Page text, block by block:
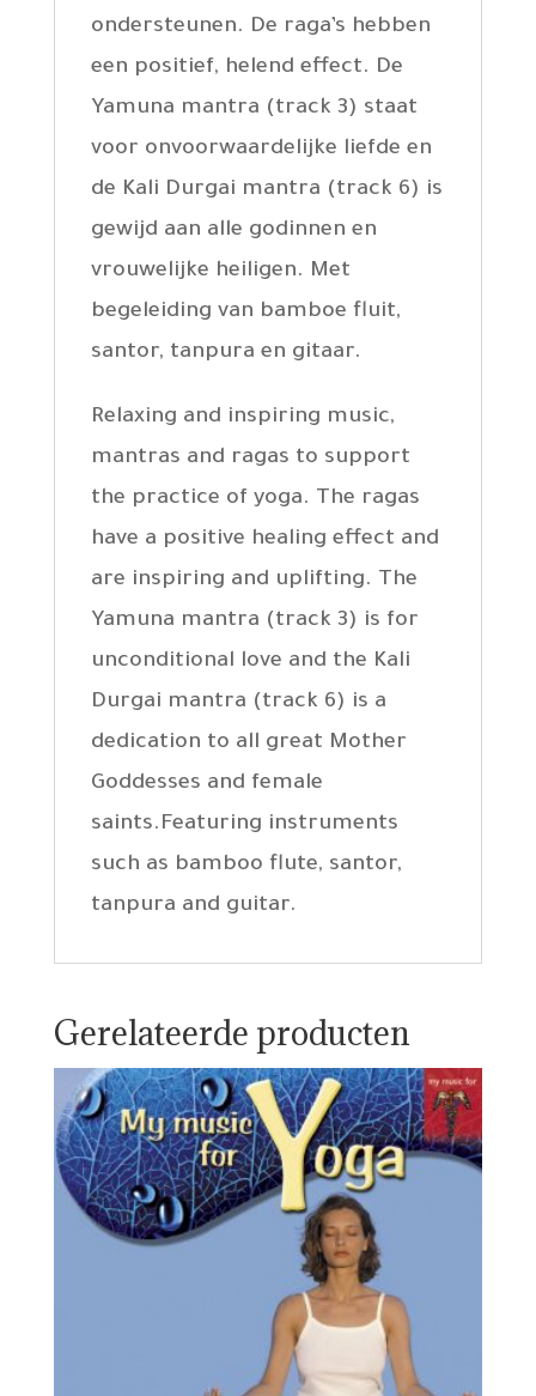
ondersteunen. De raga’s hebben
een positief, helend effect. De
Yamuna mantra (track 3) staat
voor onvoorwaardelijke liefde en
de Kali Durgai mantra (track 6) is
gewijd aan alle godinnen en
vrouwelijke heiligen. Met
begeleiding van bamboe fluit,
santor, tanpura en gitaar.
Relaxing and inspiring music,
mantras and ragas to support
the practice of yoga. The ragas
have a positive healing effect and
are inspiring and uplifting. The
Yamuna mantra (track 3) is for
unconditional love and the Kali
Durgai mantra (track 6) is a
dedication to all great Mother
Goddesses and female
saints.Featuring instruments
such as bamboo flute, santor,
tanpura and guitar.
Gerelateerde producten